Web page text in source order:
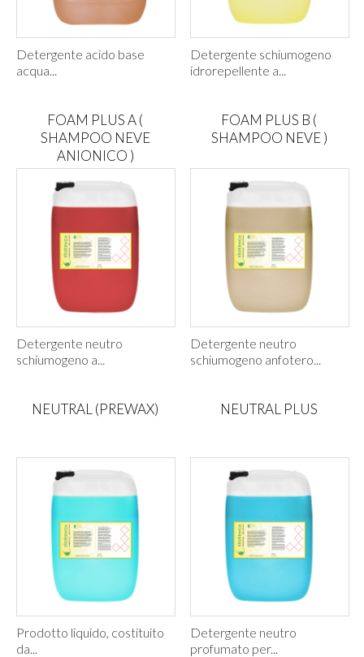
Detergente acido base
acqua...
Detergente schiumogeno
idrorepellente a...
FOAM PLUS A (
SHAMPOO NEVE
ANIONICO )
Detergente neutro
schiumogeno a...
FOAM PLUS B (
SHAMPOO NEVE )
Detergente neutro
schiumogeno anfotero...
NEUTRAL (PREWAX)
Prodotto liquido, costituito
da...
NEUTRAL PLUS
Detergente neutro
profumato per...